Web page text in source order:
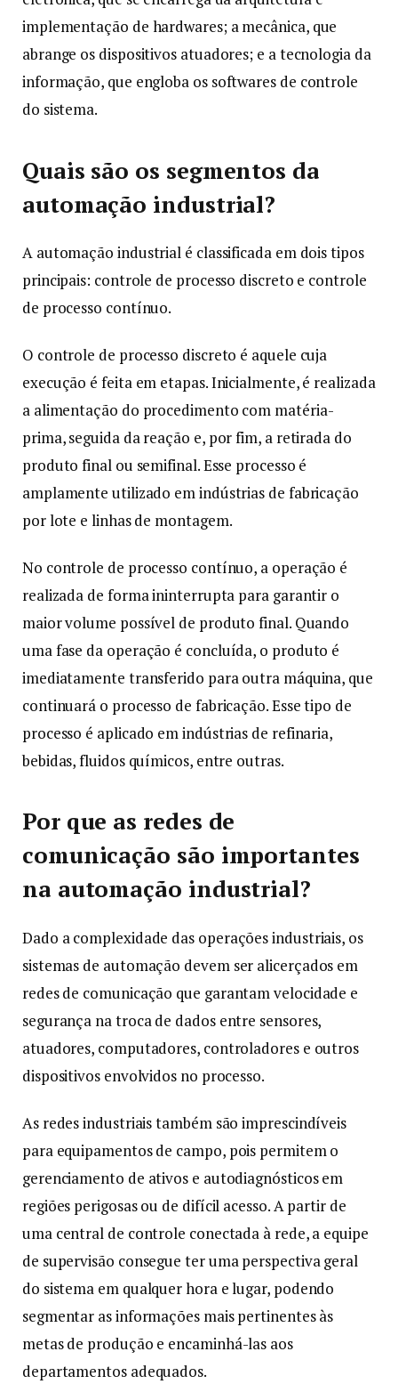
implementação de hardwares; a mecânica, que
abrange os dispositivos atuadores; e a tecnologia da
informação, que engloba os softwares de controle
do sistema.
Quais são os segmentos da
automação industrial?
A automação industrial é classificada em dois tipos
principais: controle de processo discreto e controle
de processo contínuo.
O controle de processo discreto é aquele cuja
execução é feita em etapas. Inicialmente, é realizada
a alimentação do procedimento com matéria-
prima, seguida da reação e, por fim, a retirada do
produto final ou semifinal. Esse processo é
amplamente utilizado em indústrias de fabricação
por lote e linhas de montagem.
No controle de processo contínuo, a operação é
realizada de forma ininterrupta para garantir o
maior volume possível de produto final. Quando
uma fase da operação é concluída, o produto é
imediatamente transferido para outra máquina, que
continuará o processo de fabricação. Esse tipo de
processo é aplicado em indústrias de refinaria,
bebidas, fluidos químicos, entre outras.
Por que as redes de
comunicação são importantes
na automação industrial?
Dado a complexidade das operações industriais, os
sistemas de automação devem ser alicerçados em
redes de comunicação que garantam velocidade e
segurança na troca de dados entre sensores,
atuadores, computadores, controladores e outros
dispositivos envolvidos no processo.
As redes industriais também são imprescindíveis
para equipamentos de campo, pois permitem o
gerenciamento de ativos e autodiagnósticos em
regiões perigosas ou de difícil acesso. A partir de
uma central de controle conectada à rede, a equipe
de supervisão consegue ter uma perspectiva geral
do sistema em qualquer hora e lugar, podendo
segmentar as informações mais pertinentes às
metas de produção e encaminhá-las aos
departamentos adequados.